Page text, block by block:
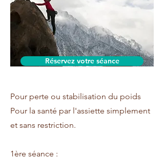
Réservez votre séance
Pour perte ou stabilisation du poids
Pour la santé par l'assiette simplement
et sans restriction.
1ère séance :